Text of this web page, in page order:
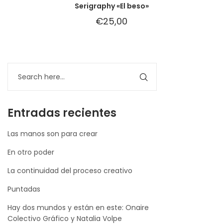
Serigraphy «El beso»
€25,00
Entradas recientes
Las manos son para crear
En otro poder
La continuidad del proceso creativo
Puntadas
Hay dos mundos y están en este: Onaire
Colectivo Gráfico y Natalia Volpe